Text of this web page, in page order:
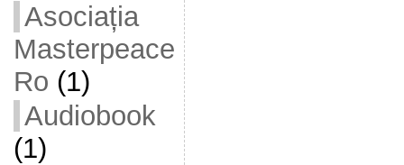
Asociația
Masterpeace
Ro (1)
Audiobook
(1)